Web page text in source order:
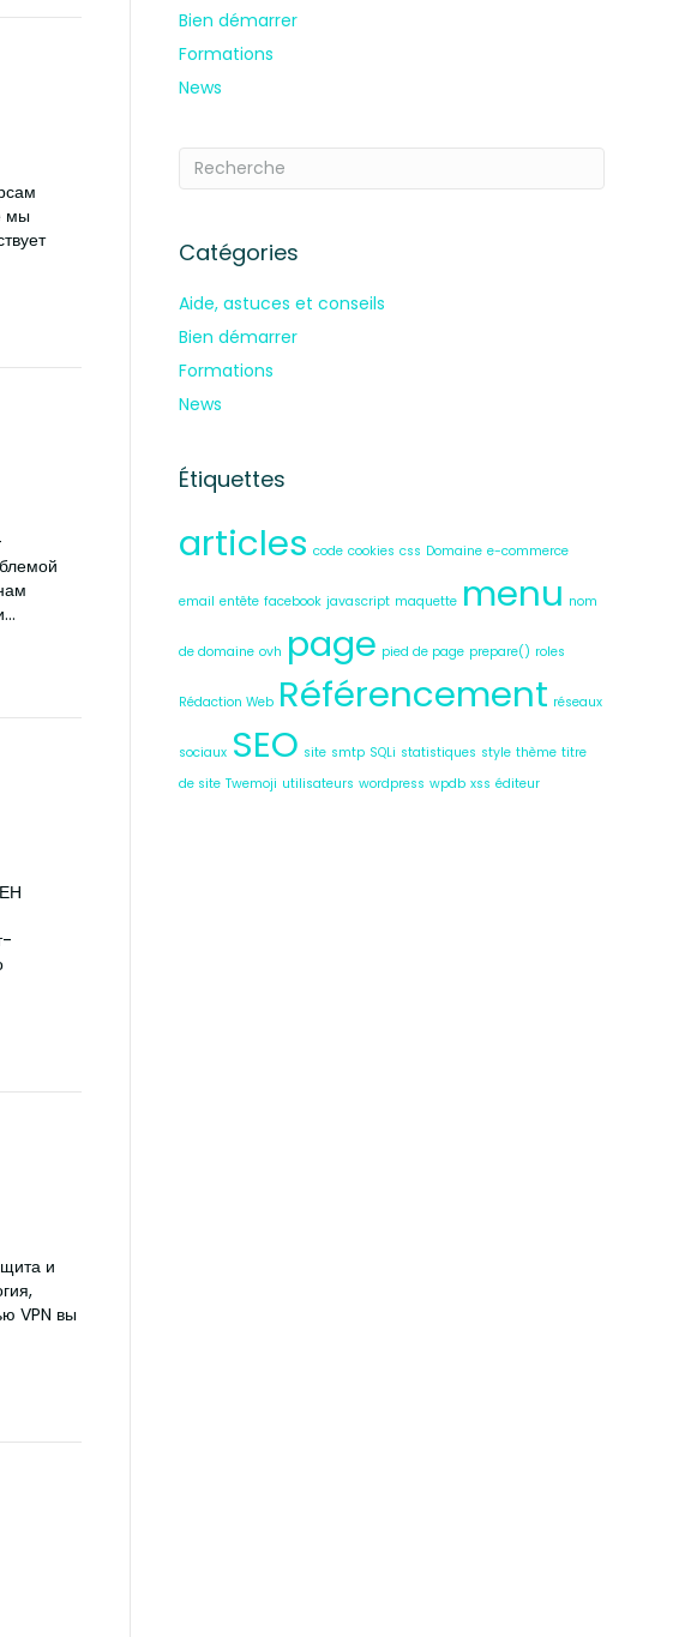
мы
и
VPN вы
Bien démarrer
Formations
News
Catégories
Aide, astuces et conseils
Bien démarrer
Formations
News
Étiquettes
articles code cookies css Domaine e-commerce
email entête facebook javascript maquette menu nom
de domaine ovh page pied de page prepare() roles
Rédaction Web Référencement réseaux
sociaux SEO site smtp SQLi statistiques style thème titre
de site Twemoji utilisateurs wordpress wpdb xss éditeur